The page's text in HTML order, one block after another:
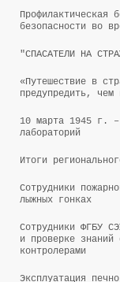
Профилактическая
безопасности во
"СПАСАТЕЛИ НА
«Путешествие в
предупредить, чем
10 марта 1945 г. –
лабораторий
Итоги
Сотрудники
лыжных гонках
Сотрудники ФГБУ
и проверке знаний
контролерами
Эксплуатация